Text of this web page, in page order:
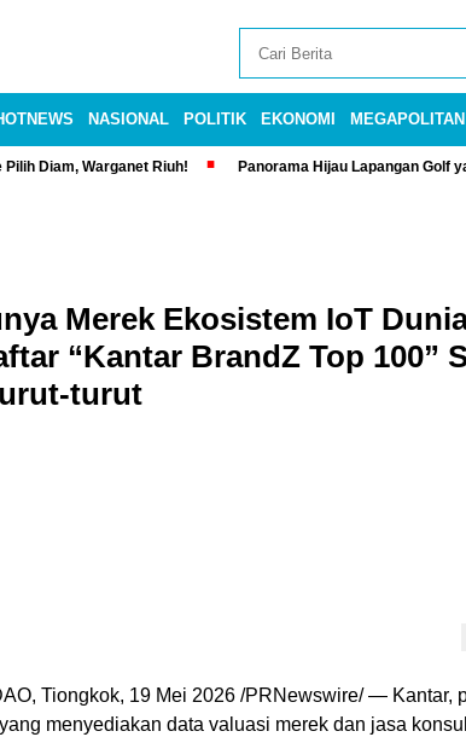
NASIONAL POLITIK EKONOMI MEGAPOLITAN
Diam, Warganet Riuh! Panorama Hijau Lapangan Golf
Merek Ekosistem IoT
“Kantar BrandZ Top 100”
turut
Tiongkok, 19 Mei 2026 /PRNewswire/ — Kantar,
menyediakan data valuasi merek dan jasa